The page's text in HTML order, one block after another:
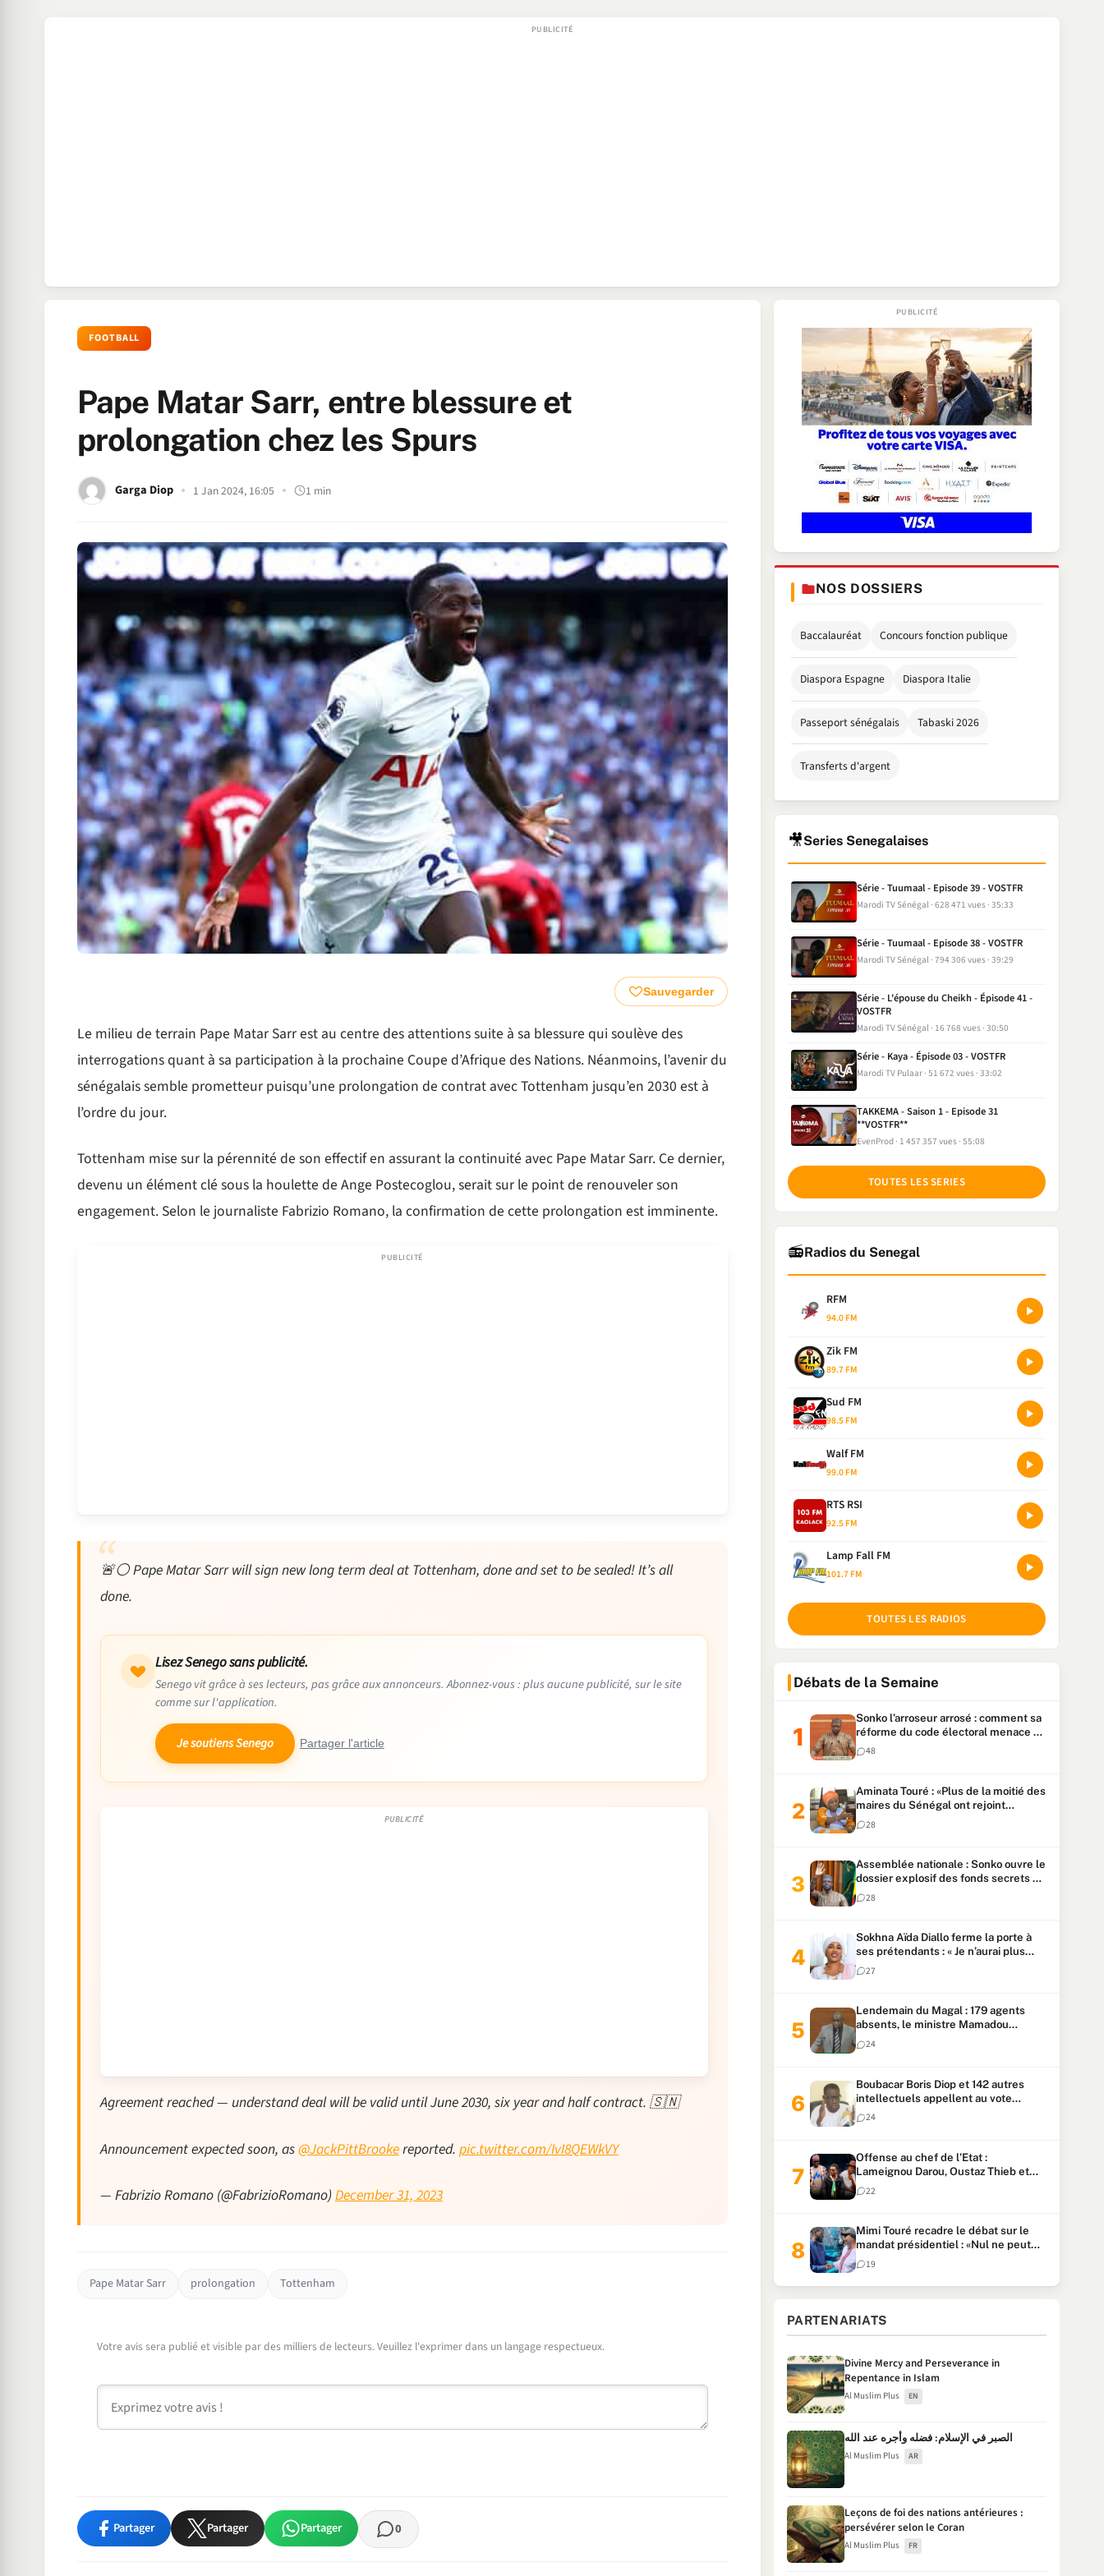
FOOTBALL
Pape Matar Sarr, entre blessure et
prolongation chez les Spurs
Garga Diop 1 Jan 2024, 16:05 1 min
Sauvegarder
Le milieu de terrain Pape Matar Sarr est au centre des attentions suite à sa blessure qui soulève des
interrogations quant à sa participation à la prochaine Coupe d’Afrique des Nations. Néanmoins, l’avenir du
sénégalais semble prometteur puisqu’une prolongation de contrat avec Tottenham jusqu’en 2030 est à
l’ordre du jour.
Tottenham mise sur la pérennité de son effectif en assurant la continuité avec Pape Matar Sarr. Ce dernier,
devenu un élément clé sous la houlette de Ange Postecoglou, serait sur le point de renouveler son
engagement. Selon le journaliste Fabrizio Romano, la confirmation de cette prolongation est imminente.
🚨⚪️ Pape Matar Sarr will sign new long term deal at Tottenham, done and set to be sealed! It’s all
done.
Lisez Senego sans publicité.
Senego vit grâce à ses lecteurs, pas grâce aux annonceurs. Abonnez-vous : plus aucune publicité, sur le site
comme sur l'application.
Je soutiens Senego Partager l'article
Agreement reached — understand deal will be valid until June 2030, six year and half contract. 🇸🇳
Announcement expected soon, as@JackPittBrookereported. pic.twitter.com/IvI8QEWkVY
— Fabrizio Romano (@FabrizioRomano)December 31, 2023
Pape Matar Sarr prolongation Tottenham
Votre avis sera publié et visible par des milliers de lecteurs. Veuillez l'exprimer dans un langage respectueux.
Partager Partager Partager 0
NOS DOSSIERS
Baccalauréat Concours fonction publique
Diaspora Espagne Diaspora Italie
Passeport sénégalais Tabaski 2026
Transferts d'argent
🎥Series Senegalaises
Série - Tuumaal - Episode 39 - VOSTFR
Marodi TV Sénégal 628 471 vues 35:33
Série - Tuumaal - Episode 38 - VOSTFR
Marodi TV Sénégal 794 306 vues 39:29
Série - L'épouse du Cheikh - Épisode 41 -
VOSTFR
Marodi TV Sénégal 16 768 vues 30:50
Série - Kaya - Épisode 03 - VOSTFR
Marodi TV Pulaar 51 672 vues 33:02
TAKKEMA - Saison 1 - Episode 31
**VOSTFR**
EvenProd 1 457 357 vues 55:08
TOUTES LES SERIES
📻Radios du Senegal
RFM
94.0 FM
Zik FM
89.7 FM
Sud FM
98.5 FM
Walf FM
99.0 FM
RTS RSI
92.5 FM
Lamp Fall FM
101.7 FM
TOUTES LES RADIOS
Débats de la Semaine
Sonko l’arroseur arrosé : comment sa
réforme du code électoral menace sa
candidature
48
Aminata Touré : «Plus de la moitié des
maires du Sénégal ont rejoint
Kiiraay»
28
Assemblée nationale : Sonko ouvre le
dossier explosif des fonds secrets et
du patrimoine présidentiel
28
Sokhna Aïda Diallo ferme la porte à
ses prétendants : « Je n’aurai plus
jamais un autre mari »
27
Lendemain du Magal : 179 agents
absents, le ministre Mamadou
Lamine Dianté exige des explications
24
Boubacar Boris Diop et 142 autres
intellectuels appellent au vote
urgent de la révision
constitutionnelle
24
Offense au chef de l’Etat :
Lameignou Darou, Oustaz Thieb et
Ndiaye Touba lourdement
condamnés
22
Mimi Touré recadre le débat sur le
mandat présidentiel : «Nul ne peut
faire plus de deux mandats
consécutifs de 5 ans»
19
PARTENARIATS
Divine Mercy and Perseverance in
Repentance in Islam
Al Muslim Plus EN
الصبر في الإسلام: فضله وأجره عند الله
Al Muslim Plus AR
Leçons de foi des nations antérieures :
persévérer selon le Coran
Al Muslim Plus FR